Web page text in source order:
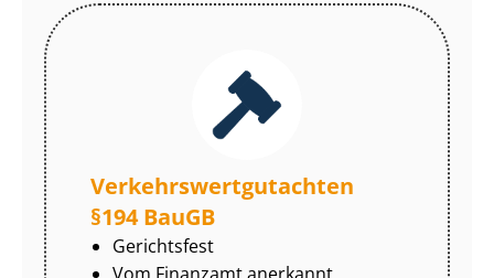
Ver­kehrs­wert­gut­ach­ten
§194 BauGB
Gerichtsfest